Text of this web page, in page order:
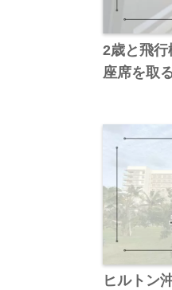
2歳と飛行
座席を取
ヒルトン